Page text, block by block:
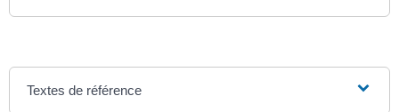
Textes de référence